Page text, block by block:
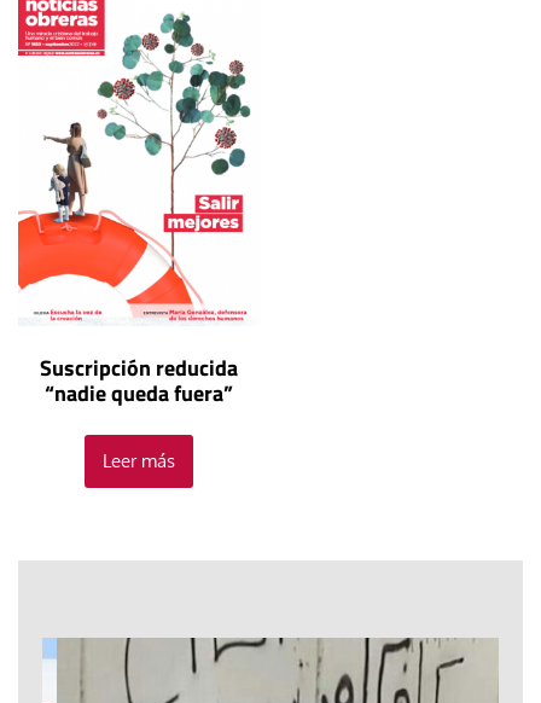
Suscripción reducida
“nadie queda fuera”
Leer más